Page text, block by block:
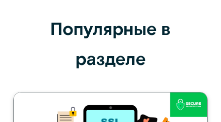
Популярные в
разделе